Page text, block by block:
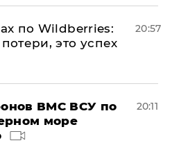
по Wildberries:
это успех
20:57
ВМС ВСУ по
море
20:11